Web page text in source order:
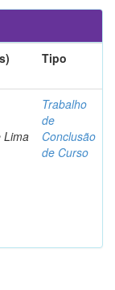
Tipo
Lima
Trabalho
de
Conclusão
de Curso